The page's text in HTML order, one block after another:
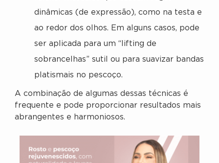
dinâmicas (de expressão), como na testa e
ao redor dos olhos. Em alguns casos, pode
ser aplicada para um “lifting de
sobrancelhas” sutil ou para suavizar bandas
platismais no pescoço.
A combinação de algumas dessas técnicas é
frequente e pode proporcionar resultados mais
abrangentes e harmoniosos.